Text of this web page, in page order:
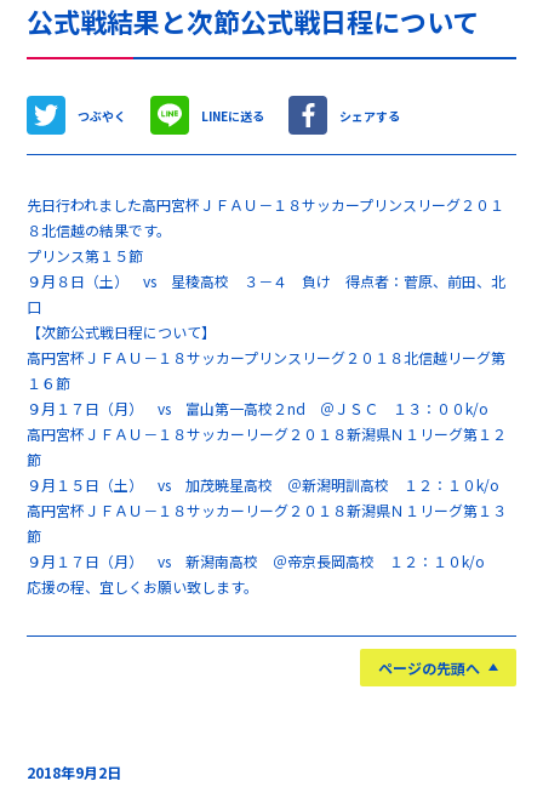
公式戦結果と次節公式戦日程について
つぶやく LINEに送る シェアする
先日行われました高円宮杯ＪＦＡＵ－１８サッカープリンスリーグ２０１
８北信越の結果です。
プリンス第１５節
９月８日（土） vs 星稜高校 ３－４ 負け 得点者：菅原、前田、北
口
【次節公式戦日程について】
高円宮杯ＪＦＡＵ－１８サッカープリンスリーグ２０１８北信越リーグ第
１６節
９月１７日（月） vs 富山第一高校２nd ＠ＪＳＣ １３：００k/o
高円宮杯ＪＦＡＵ－１８サッカーリーグ２０１８新潟県Ｎ１リーグ第１２
節
９月１５日（土） vs 加茂暁星高校 ＠新潟明訓高校 １２：１０k/o
高円宮杯ＪＦＡＵ－１８サッカーリーグ２０１８新潟県Ｎ１リーグ第１３
節
９月１７日（月） vs 新潟南高校 ＠帝京長岡高校 １２：１０k/o
応援の程、宜しくお願い致します。
ページの先頭へ
2018年9月2日